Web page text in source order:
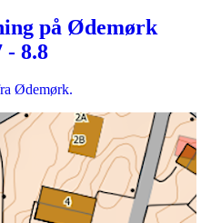
på Ødemørk
- 8.8
Ødemørk.